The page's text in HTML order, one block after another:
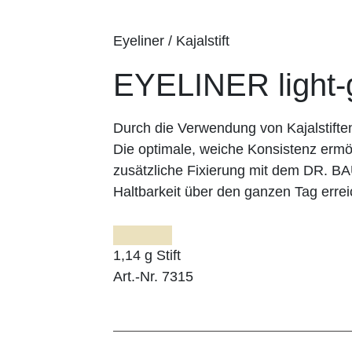
Eyeliner / Kajalstift
EYELINER
Durch die Verwendung von
Die optimale, weiche Konsistenz
zusätzliche Fixierung mit dem DR.
Haltbarkeit über den ganzen Tag
1,14 g Stift
Art.-Nr. 7315